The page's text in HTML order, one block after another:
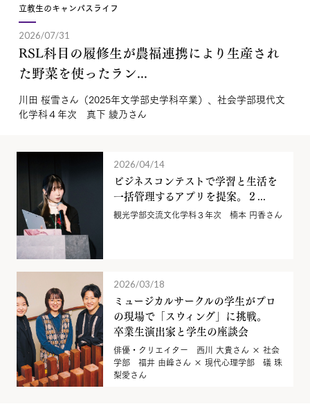
立教生のキャンパスライフ
2026/07/31
RSL科目の履修生が農福連携により生産され
た野菜を使ったラン...
川田 桜雪さん（2025年文学部史学科卒業）、社会学部現代文
化学科４年次 真下 綾乃さん
2026/04/14
ビジネスコンテストで学習と生活を
一括管理するアプリを提案。２...
観光学部交流文化学科３年次 楠本 円香さん
2026/03/18
ミュージカルサークルの学生がプロ
の現場で「スウィング」に挑戦。
卒業生演出家と学生の座談会
俳優・クリエイター 西川 大貴さん × 社会
学部 福井 由峰さん × 現代心理学部 礒 珠
梨愛さん